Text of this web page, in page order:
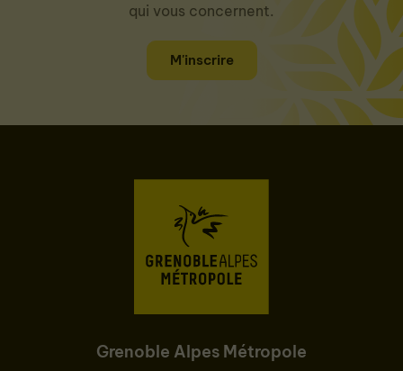
qui vous concernent.
M'inscrire
Grenoble Alpes Métropole